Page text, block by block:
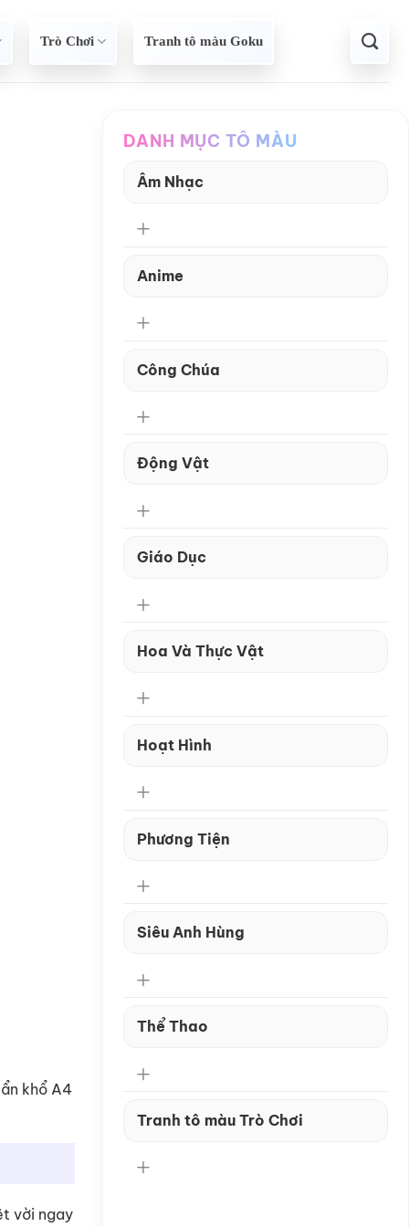
Trò Chơi Tranh tô màu Goku
khổ A4
vời ngay
DANH MỤC TÔ MÀU
Âm Nhạc
Anime
Công Chúa
Động Vật
Giáo Dục
Hoa Và Thực Vật
Hoạt Hình
Phương Tiện
Siêu Anh Hùng
Thể Thao
Tranh tô màu Trò Chơi